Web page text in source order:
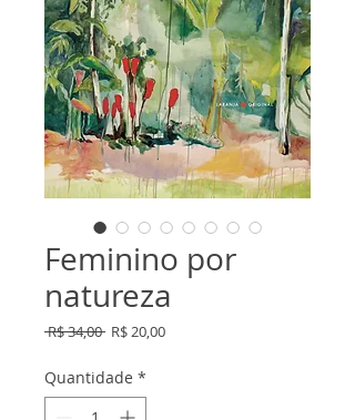
Feminino por
natureza
R$ 34,00 Preço
R$ 20,00Preço
Quantidade *